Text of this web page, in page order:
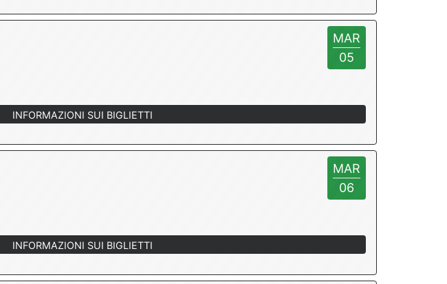
MAR
05
INFORMAZIONI SUI BIGLIETTI
MAR
06
INFORMAZIONI SUI BIGLIETTI